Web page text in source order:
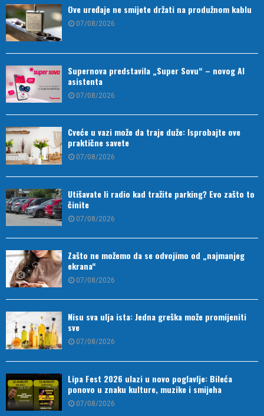
Ove uređaje ne smijete držati na produžnom kablu
07/08/2026
Supernova predstavila „Super Sovu“ – novog AI
asistenta
07/08/2026
Cveće u vazi može da traje duže: Isprobajte ove
praktične savete
07/08/2026
Utišavate li radio kad tražite parking? Evo zašto to
činite
07/08/2026
Zašto ne možemo da se odvojimo od „najmanjeg
ekrana“
07/08/2026
Nisu sva ulja ista: Jedna greška može promijeniti
sve
07/08/2026
Lipa Fest 2026 ulazi u novo poglavlje: Bileća
ponovo u znaku kulture, muzike i smijeha
07/08/2026